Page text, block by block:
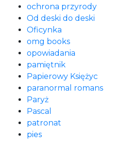
ochrona przyrody
Od deski do deski
Oficynka
omg books
opowiadania
pamiętnik
Papierowy Księżyc
paranormal romans
Paryż
Pascal
patronat
pies